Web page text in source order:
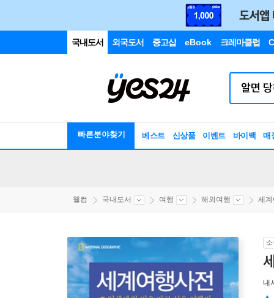
국내도서 외국도서 중고샵 eBook 크레마클럽
빠른분야찾기 베스트 신상품 이벤트 바이백 매
웰컴 국내도서 여행 해외여행 세
내